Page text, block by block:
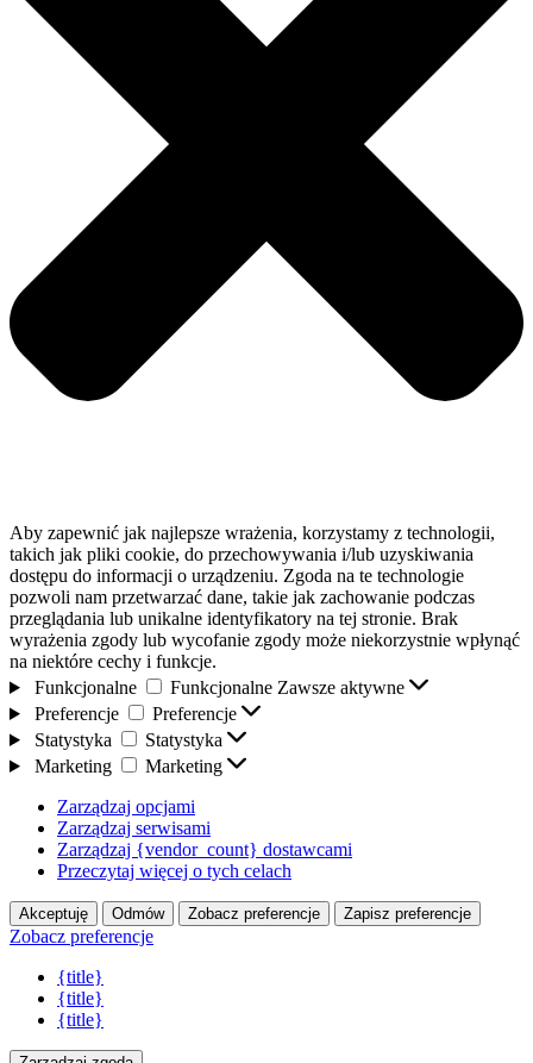
Aby zapewnić jak najlepsze wrażenia, korzystamy z technologii,
takich jak pliki cookie, do przechowywania i/lub uzyskiwania
dostępu do informacji o urządzeniu. Zgoda na te technologie
pozwoli nam przetwarzać dane, takie jak zachowanie podczas
przeglądania lub unikalne identyfikatory na tej stronie. Brak
wyrażenia zgody lub wycofanie zgody może niekorzystnie wpłynąć
na niektóre cechy i funkcje.
Funkcjonalne
Funkcjonalne Zawsze aktywne
Preferencje
Preferencje
Statystyka
Statystyka
Marketing
Marketing
Zarządzaj opcjami
Zarządzaj serwisami
Zarządzaj {vendor_count} dostawcami
Przeczytaj więcej o tych celach
Akceptuję Odmów Zobacz preferencje Zapisz preferencje
Zobacz preferencje
{title}
{title}
{title}